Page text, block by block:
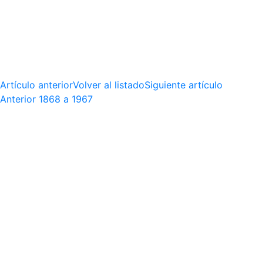
Artículo anteriorVolver al listadoSiguiente artículo
Anterior 1868 a 1967